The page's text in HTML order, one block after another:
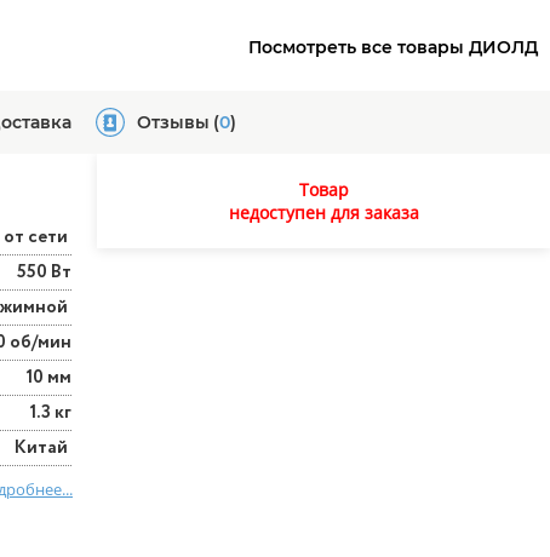
Посмотреть все товары ДИОЛД
Отзывы (0)
от сети
550 Вт
об/мин
10 мм
1.3 кг
Китай
Товар
недоступен для заказа